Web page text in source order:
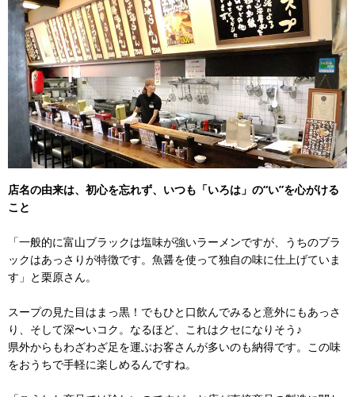
店名の由来は、初心を忘れず、いつも「いろは」の“い”を心がける
こと
「一般的に富山ブラックは塩味が強いラーメンですが、うちのブラ
ックはあっさりが特徴です。魚醤を使って独自の味に仕上げていま
す」と栗原さん。
スープの見た目はまっ黒！でもひと口飲んでみると意外にもあっさ
り、そして深〜いコク。なるほど、これはクセになりそう♪
県外からもわざわざ足を運ぶお客さんが多いのも納得です。この味
をおうちで手軽に楽しめるんですね。